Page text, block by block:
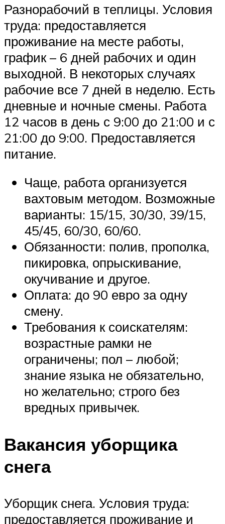
Разнорабочий в теплицы. Условия
труда: предоставляется
проживание на месте работы,
график – 6 дней рабочих и один
выходной. В некоторых случаях
рабочие все 7 дней в неделю. Есть
дневные и ночные смены. Работа
12 часов в день с 9:00 до 21:00 и с
21:00 до 9:00. Предоставляется
питание.
Чаще, работа организуется
вахтовым методом. Возможные
варианты: 15/15, 30/30, 39/15,
45/45, 60/30, 60/60.
Обязанности: полив, прополка,
пикировка, опрыскивание,
окучивание и другое.
Оплата: до 90 евро за одну
смену.
Требования к соискателям:
возрастные рамки не
ограничены; пол – любой;
знание языка не обязательно,
но желательно; строго без
вредных привычек.
Вакансия уборщика
снега
Уборщик снега. Условия труда:
предоставляется проживание и